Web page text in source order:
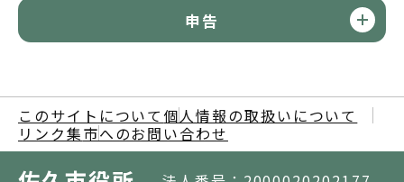
申告
このサイトについて 個人情報の取扱いについて
リンク集市へのお問い合わせ